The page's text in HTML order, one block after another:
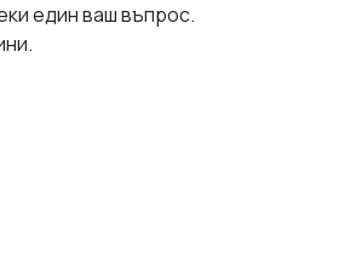
един ваш въпрос.